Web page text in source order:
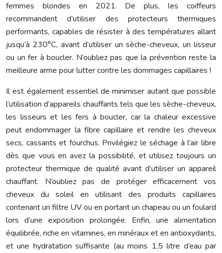
femmes blondes en 2021. De plus, les coiffeurs
recommandent d’utiliser des protecteurs thermiques
performants, capables de résister à des températures allant
jusqu’à 230°C, avant d’utiliser un sèche-cheveux, un lisseur
ou un fer à boucler. N’oubliez pas que la prévention reste la
meilleure arme pour lutter contre les dommages capillaires !
Il est également essentiel de minimiser autant que possible
l’utilisation d’appareils chauffants tels que les sèche-cheveux,
les lisseurs et les fers à boucler, car la chaleur excessive
peut endommager la fibre capillaire et rendre les cheveux
secs, cassants et fourchus. Privilégiez le séchage à l’air libre
dès que vous en avez la possibilité, et utilisez toujours un
protecteur thermique de qualité avant d’utiliser un appareil
chauffant. N’oubliez pas de protéger efficacement vos
cheveux du soleil en utilisant des produits capillaires
contenant un filtre UV ou en portant un chapeau ou un foulard
lors d’une exposition prolongée. Enfin, une alimentation
équilibrée, riche en vitamines, en minéraux et en antioxydants,
et une hydratation suffisante (au moins 1,5 litre d’eau par